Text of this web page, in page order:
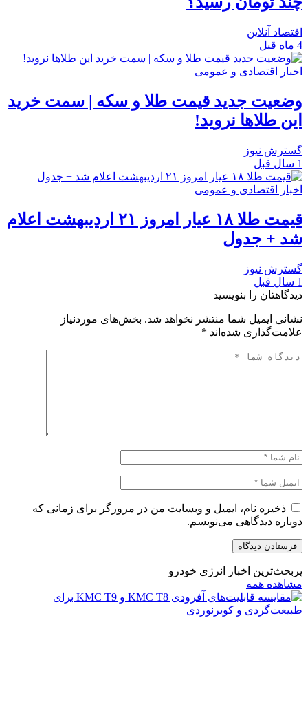
اقتصاد آنلاین
4 ماه قبل
اخبار اقتصادی و عمومی
وضعیت جدید قیمت طلا و سکه | سمت خرید
این طلاها نروید!
گسترش نیوز
1 سال قبل
اخبار اقتصادی و عمومی
قیمت طلا ۱۸ عیار امروز ۲۱ اردیبهشت اعلام
شد + جدول
گسترش نیوز
1 سال قبل
دیدگاهتان را بنویسید
نشانی ایمیل شما منتشر نخواهد شد. بخش‌های موردنیاز
علامت‌گذاری شده‌اند *
ذخیره نام، ایمیل و وبسایت من در مرورگر برای زمانی که
دوباره دیدگاهی می‌نویسم.
پربحث‌ترین اخبار انرژی خودرو
مشاهده همه